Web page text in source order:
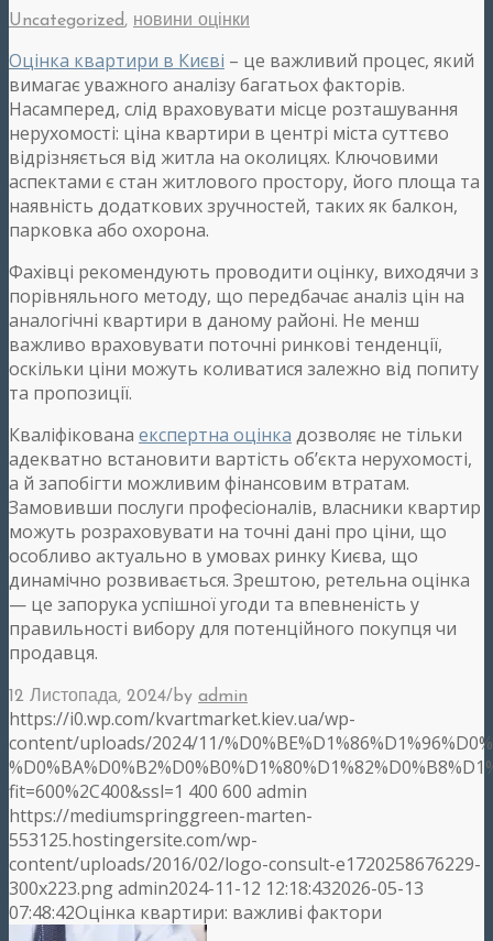
Uncategorized, новини оцінки
Оцінка квартири в Києві – це важливий процес, який
вимагає уважного аналізу багатьох факторів.
Насамперед, слід враховувати місце розташування
нерухомості: ціна квартири в центрі міста суттєво
відрізняється від житла на околицях. Ключовими
аспектами є стан житлового простору, його площа та
наявність додаткових зручностей, таких як балкон,
парковка або охорона.
Фахівці рекомендують проводити оцінку, виходячи з
порівняльного методу, що передбачає аналіз цін на
аналогічні квартири в даному районі. Не менш
важливо враховувати поточні ринкові тенденції,
оскільки ціни можуть коливатися залежно від попиту
та пропозиції.
Кваліфікована експертна оцінка дозволяє не тільки
адекватно встановити вартість об’єкта нерухомості,
а й запобігти можливим фінансовим втратам.
Замовивши послуги професіоналів, власники квартир
можуть розраховувати на точні дані про ціни, що
особливо актуально в умовах ринку Києва, що
динамічно розвивається. Зрештою, ретельна оцінка
— це запорука успішної угоди та впевненість у
правильності вибору для потенційного покупця чи
продавця.
12 Листопада, 2024/by admin
https://i0.wp.com/kvartmarket.kiev.ua/wp-
content/uploads/2024/11/
fit=600%2C400&ssl=1 400 600 admin
https://mediumspringgreen-marten-
553125.hostingersite.com/wp-
content/uploads/2016/02/logo-consult-e1720258676229-
300x223.pngadmin2024-11-12 12:18:432026-05-13
07:48:42Оцінка квартири: важливі фактори